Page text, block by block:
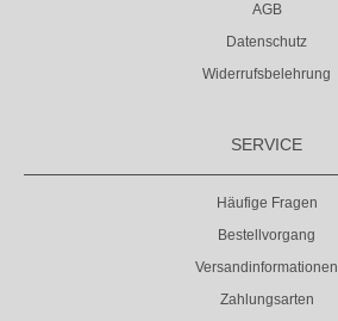
AGB
Datenschutz
Widerrufsbelehrung
SERVICE
Häufige Fragen
Bestellvorgang
Versandinformationen
Zahlungsarten